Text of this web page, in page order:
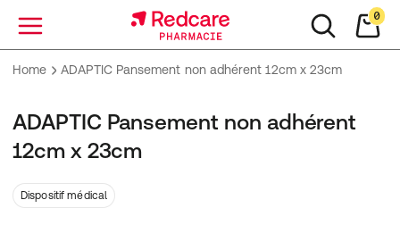
Menu
0
Home ADAPTIC Pansement non adhérent 12cm x 23cm
ADAPTIC Pansement non adhérent
12cm x 23cm
Dispositif médical